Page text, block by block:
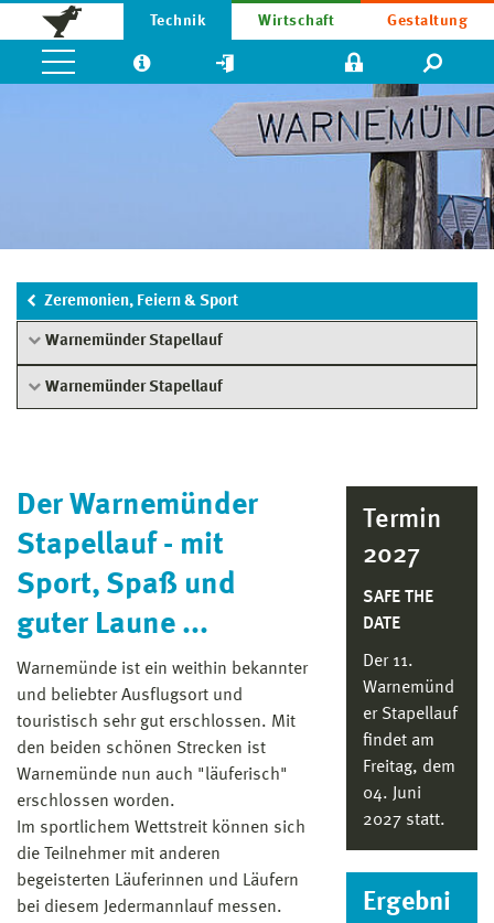
Technik Wirtschaft Gestaltung
Zeremonien, Feiern & Sport
Warnemünder Stapellauf
Warnemünder Stapellauf
Der Warnemünder
Stapellauf - mit
Sport, Spaß und
guter Laune ...
Warnemünde ist ein weithin bekannter
und beliebter Ausflugsort und
touristisch sehr gut erschlossen. Mit
den beiden schönen Strecken ist
Warnemünde nun auch "läuferisch"
erschlossen worden.
Im sportlichem Wettstreit können sich
die Teilnehmer mit anderen
begeisterten Läuferinnen und Läufern
bei diesem Jedermannlauf messen.
Termin
2027
SAFE THE
DATE
Der 11.
Warnemünd
er Stapellauf
findet am
Freitag, dem
04. Juni
2027 statt.
Ergebni